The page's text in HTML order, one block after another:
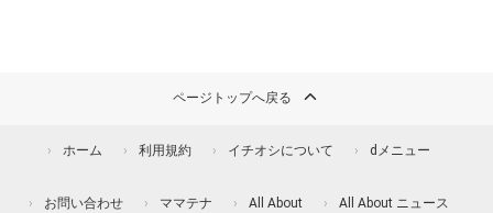
ページトップへ戻る
ホーム 利用規約 イチオシについて dメニュー
お問い合わせ ママテナ All About All About ニュース